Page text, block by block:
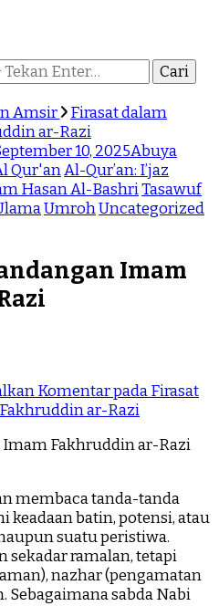
Amsir
Firasat dalam
ar-Razi
10, 2025Abuya
Qur'anAl-Qur’an: I’jaz
Hasan Al-BashriTasawuf
UmrohUncategorized
Imam
Komentarpada Firasat
ar-Razi
Imam Fakhruddin ar-Razi
membaca tanda-tanda
batin, potensi, atau
suatu peristiwa.
sekadar ramalan, tetapi
nazhar (pengamatan
Sebagaimana sabda Nabi